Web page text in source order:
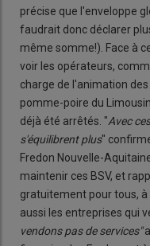
précise que l'enveloppe
faudrait donc déclarer
même somme!). Face à
voir les opérateurs,
charge de l'animation des
pomme-poire du
déjà été arrêtés. "Avec
s'équilibrent plus"
Fredon Nouvelle-
maintenir ces BSV, et
gratuitement pour tous,
aussi les entreprises qui
vendons pas de services"